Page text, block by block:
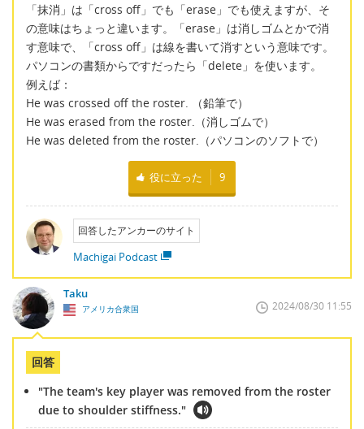
「抹消」は「cross off」でも「erase」でも使えますが、そ
の意味はちょっと違います。「erase」は消しゴムとかで消
す意味で、「cross off」は線を書いて消すという意味です。
パソコンの書類からですだったら「delete」を使います。
例えば：
He was crossed off the roster. （鉛筆で）
He was erased from the roster.（消しゴムで）
He was deleted from the roster.（パソコンのソフトで）
役に立った 9
回答したアンカーのサイト
Machigai Podcast
Taku
アメリカ合衆国 2024/08/30 11:55
回答
"The team's key player was removed from the roster
due to shoulder stiffness."